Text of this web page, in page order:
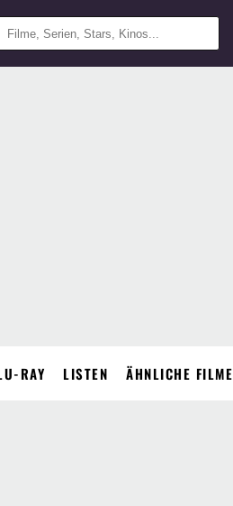
RAY LISTEN ÄHNLICHE FILME